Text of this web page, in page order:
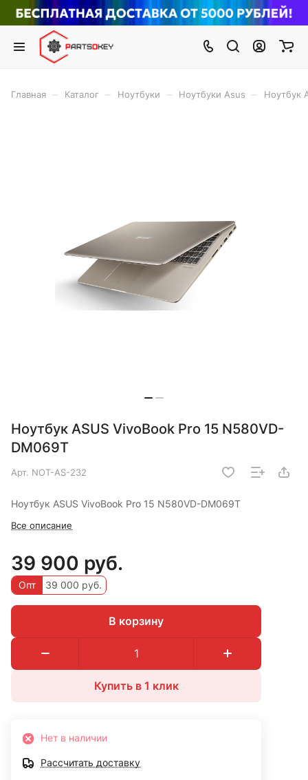
Главная Каталог Ноутбуки Ноутбуки Asus Ноутбук
Ноутбук ASUS VivoBook Pro 15 N580VD-
DM069T
Арт. NOT-AS-232
Ноутбук ASUS VivoBook Pro 15 N580VD-DM069T
Все описание
39 900 руб.
Опт 39 000 руб.
В корзину
Купить в 1 клик
Нет в наличии
Рассчитать доставку